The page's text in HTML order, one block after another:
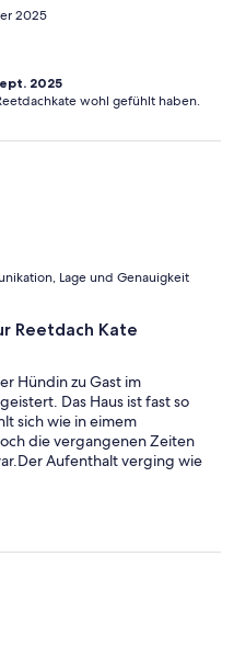
2025
2025
wohl gefühlt haben.
Lage und Genauigkeit
Reetdach Kate
Hündin zu Gast im
Das Haus ist fast so
sich wie in eimem
die vergangenen Zeiten
Aufenthalt verging wie
und die Ruhe
oder kürzere und längere
bedingungslos
historisches
richtig!